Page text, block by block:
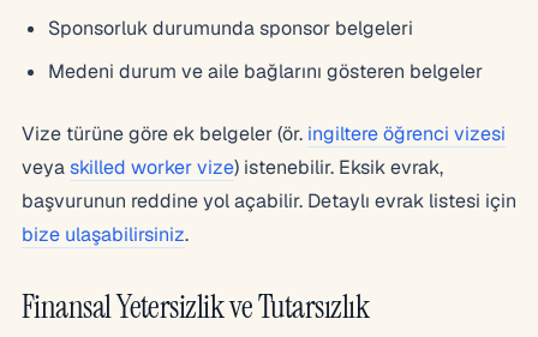
Sponsorluk durumunda sponsor belgeleri
Medeni durum ve aile bağlarını gösteren belgeler
Vize türüne göre ek belgeler (ör. ingiltere öğrenci vizesi
veyaskilled worker vize) istenebilir. Eksik evrak,
başvurunun reddine yol açabilir. Detaylı evrak listesi için
bize ulaşabilirsiniz.
Finansal Yetersizlik ve Tutarsızlık